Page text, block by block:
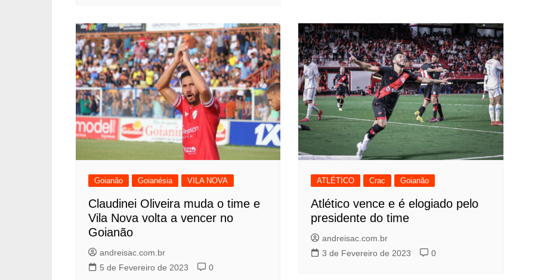
Goianão Goianésia VILA NOVA
Claudinei Oliveira muda o time e
Vila Nova volta a vencer no
Goianão
andreisac.com.br
5 de Fevereiro de 2023
0
ATLÉTICO Crac Goianão
Atlético vence e é elogiado pelo
presidente do time
andreisac.com.br
3 de Fevereiro de 2023
0